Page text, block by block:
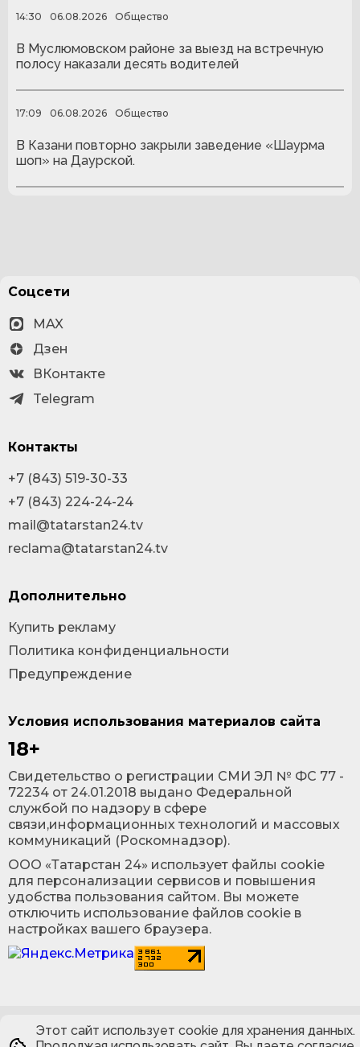
14:30 06.08.2026 Общество
В Муслюмовском районе за выезд на встречную
полосу наказали десять водителей
17:09 06.08.2026 Общество
В Казани повторно закрыли заведение «Шаурма
шоп» на Даурской.
Условия использования материалов сайта
18+
Cвидетельство о регистрации СМИ ЭЛ № ФС 77 -
72234 от 24.01.2018 выдано Федеральной
службой по надзору в сфере
связи,информационных технологий и массовых
коммуникаций (Роскомнадзор).
ООО «Татарстан 24» использует файлы cookie
для персонализации сервисов и повышения
удобства пользования сайтом. Вы можете
отключить использование файлов cookie в
настройках вашего браузера.
Соцсети
MAX
Дзен
ВКонтакте
Telegram
Контакты
+7 (843) 519-30-33
+7 (843) 224-24-24
mail@tatarstan24.tv
reclama@tatarstan24.tv
Дополнительно
Купить рекламу
Политика конфиденциальности
Предупреждение
Этот сайт использует cookie для хранения данных.